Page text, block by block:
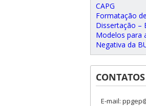
CAPG
Formatação
Dissertação –
Modelos para
Negativa da
CONTATOS
E-mail: